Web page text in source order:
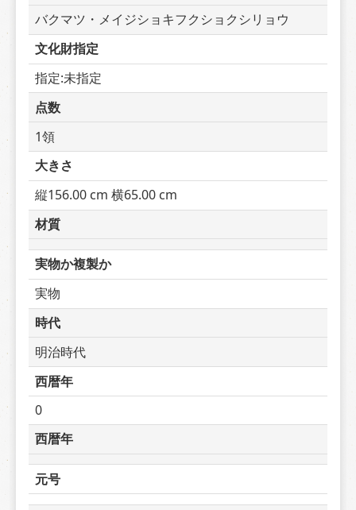
バクマツ・メイジショキフクショクシリョウ
文化財指定
指定:未指定
点数
1領
大きさ
縦156.00 cm 横65.00 cm
材質
実物か複製か
実物
時代
明治時代
西暦年
0
西暦年
元号